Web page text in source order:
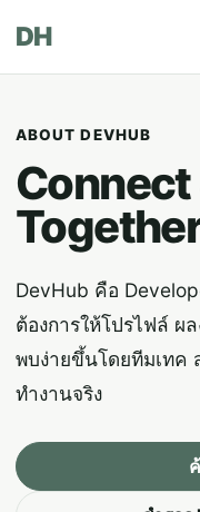
DH
ABOUT DEVHUB
Connect
DevHub คือ
ต้องการให้โปรไฟล์ ผ
พบง่ายขึ้นโดยทีมเทค
ทำงานจริง